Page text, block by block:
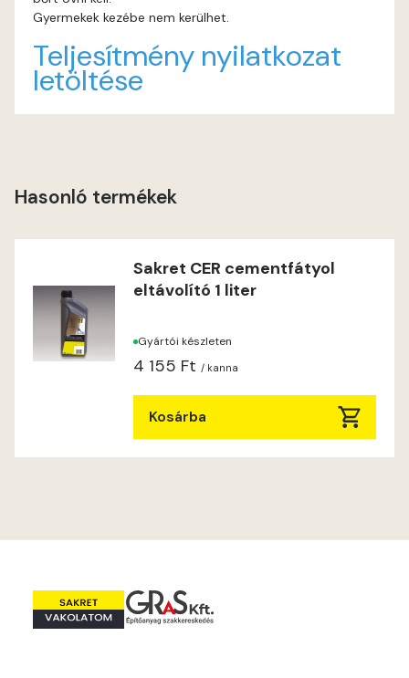
Gyermekek kezébe nem kerülhet.
Teljesítmény nyilatkozat
letöltése
Hasonló termékek
Sakret CER cementfátyol
eltávolító 1 liter
Gyártói készleten
4 155 Ft / kanna
Kosárba